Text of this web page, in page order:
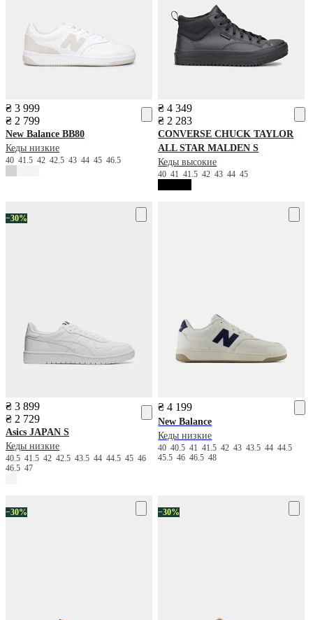
₴ 3 999
₴ 2 799
New Balance BB80
Кеды низкие
40 41.5 42 42.5 43 44 45 46.5
₴ 4 349
₴ 2 283
CONVERSE CHUCK TAYLOR
ALL STAR MALDEN S
Кеды высокие
404141.542434445
−30%
₴ 3 899
₴ 2 729
Asics JAPAN S
Кеды низкие
40.5 41.5 42 42.5 43.5 44 44.5 45 46
46.5 47
₴ 4 199
New Balance
Кеды низкие
4040.54141.5424343.54444.5
45.54646.548
−30% −30%